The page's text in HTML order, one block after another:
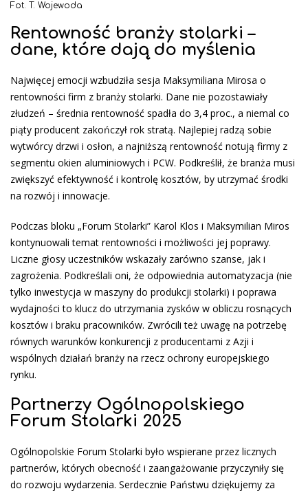
Fot. T. Wojewoda
Rentowność branży stolarki –
dane, które dają do myślenia
Najwięcej emocji wzbudziła sesja Maksymiliana Mirosa o
rentowności firm z branży stolarki. Dane nie pozostawiały
złudzeń – średnia rentowność spadła do 3,4 proc., a niemal co
piąty producent zakończył rok stratą. Najlepiej radzą sobie
wytwórcy drzwi i osłon, a najniższą rentowność notują firmy z
segmentu okien aluminiowych i PCW. Podkreślił, że branża musi
zwiększyć efektywność i kontrolę kosztów, by utrzymać środki
na rozwój i innowacje.
Podczas bloku „Forum Stolarki” Karol Klos i Maksymilian Miros
kontynuowali temat rentowności i możliwości jej poprawy.
Liczne głosy uczestników wskazały zarówno szanse, jak i
zagrożenia. Podkreślali oni, że odpowiednia automatyzacja (nie
tylko inwestycja w maszyny do produkcji stolarki) i poprawa
wydajności to klucz do utrzymania zysków w obliczu rosnących
kosztów i braku pracowników. Zwrócili też uwagę na potrzebę
równych warunków konkurencji z producentami z Azji i
wspólnych działań branży na rzecz ochrony europejskiego
rynku.
Partnerzy Ogólnopolskiego
Forum Stolarki 2025
Ogólnopolskie Forum Stolarki było wspierane przez licznych
partnerów, których obecność i zaangażowanie przyczyniły się
do rozwoju wydarzenia. Serdecznie Państwu dziękujemy za